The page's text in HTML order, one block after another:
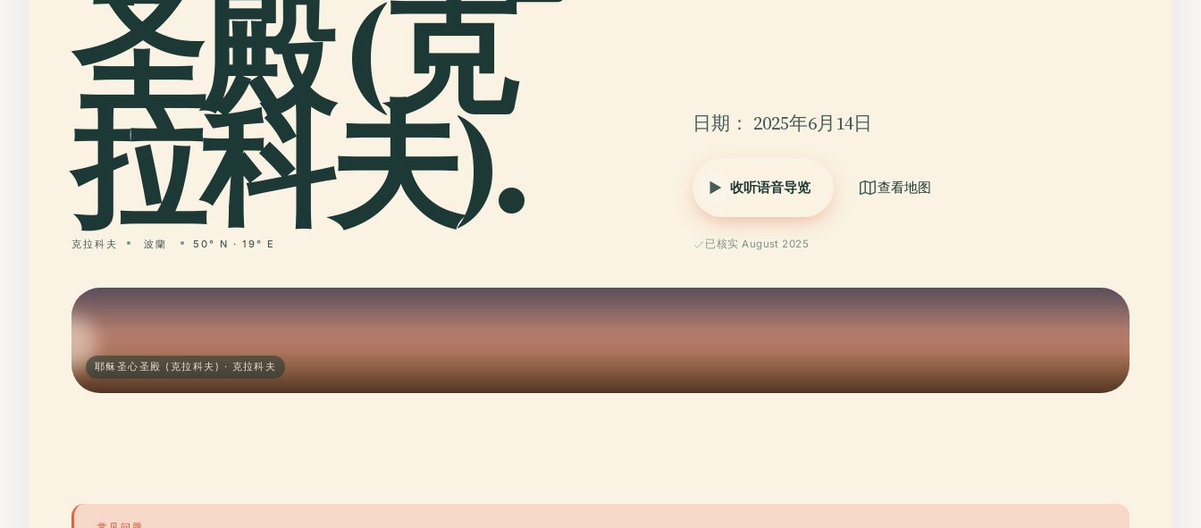
圣殿 (克
拉科夫).
克拉科夫 波蘭 50° N · 19° E
日期： 2025年6月14日
收听语音导览 查看地图
已核实 August 2025
耶稣圣心圣殿 (克拉科夫) · 克拉科夫